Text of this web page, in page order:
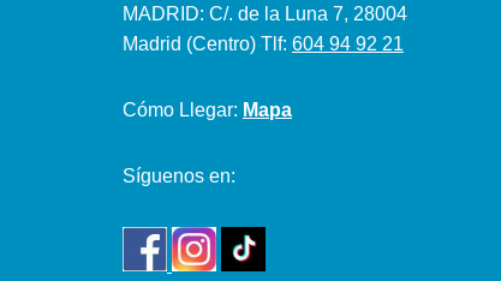
MADRID: C/. de la Luna 7, 28004
Madrid (Centro) Tlf: 604 94 92 21
Cómo Llegar: Mapa
Síguenos en: